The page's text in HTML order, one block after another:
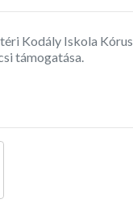
Kodály Iskola
támogatása.